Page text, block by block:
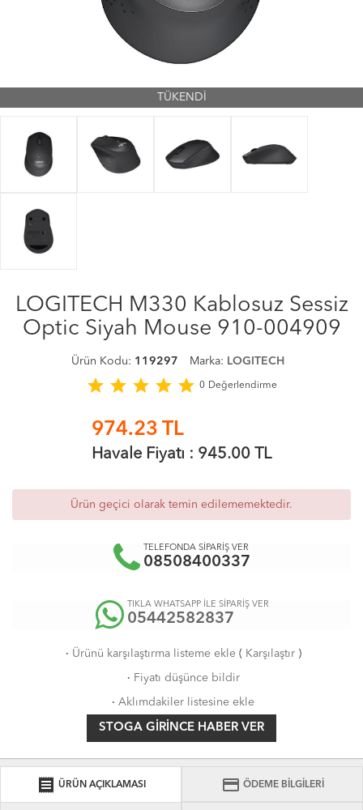
TÜKENDİ
LOGITECH M330 Kablosuz Sessiz
Optic Siyah Mouse 910-004909
Ürün Kodu: 119297 Marka: LOGITECH
star star star star star 0 Değerlendirme
974.23 TL
Havale Fiyatı : 945.00 TL
Ürün geçici olarak temin edilememektedir.
TELEFONDA SİPARİŞ VER
08508400337
TIKLA WHATSAPP İLE SİPARİŞ VER
05442582837
· Ürünü karşılaştırma listeme ekle( Karşılaştır)
· Fiyatı düşünce bildir
· Aklımdakiler listesine ekle
STOGA GIRINCE HABER VER
receipt ÜRÜN AÇIKLAMASI credit_card ÖDEME BİLGİLERİ